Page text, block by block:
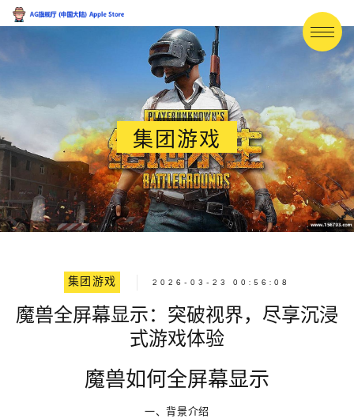
集团游戏
集团游戏 2026-03-23 00:56:08
魔兽全屏幕显示：突破视界，尽享沉浸
式游戏体验
魔兽如何全屏幕显示
一、背景介绍